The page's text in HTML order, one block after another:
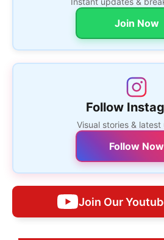
Join Now
Follow
Visual stories &
Follow Now
Join Our